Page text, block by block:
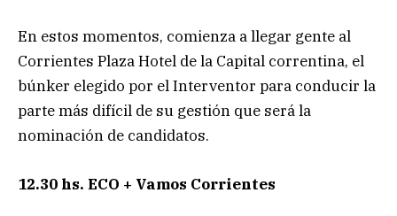
En estos momentos, comienza a llegar gente al
Corrientes Plaza Hotel de la Capital correntina, el
búnker elegido por el Interventor para conducir la
parte más difícil de su gestión que será la
nominación de candidatos.
12.30 hs. ECO + Vamos Corrientes